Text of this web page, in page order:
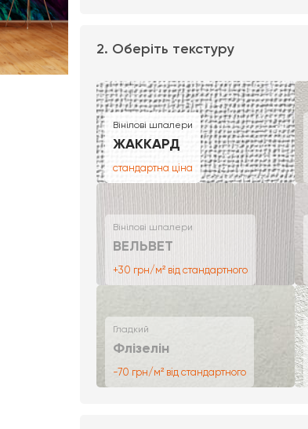
2. Оберіть текстуру
Вінілові шпалери
ЖАККАРД
стандартна ціна
Вінілові шпалери
ВЕЛЬВЕТ
+30 грн/м² від стандартного
Гладкий
Флізелін
-70 грн/м² від стандартного